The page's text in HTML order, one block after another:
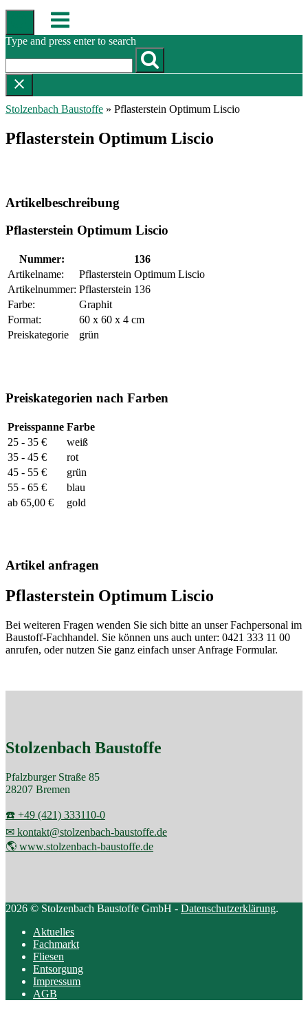
Skip
content
Menu
Type and press enter to search
Stolzenbach Baustoffe » Pflasterstein Optimum Liscio
Pflasterstein Optimum Liscio
Artikelbeschreibung
Pflasterstein Optimum Liscio
Nummer:
136
Artikelname:
Pflasterstein Optimum Liscio
Artikelnummer: Pflasterstein 136
Farbe:
Graphit
Format:
60 x 60 x 4 cm
Preiskategorie
grün
Preiskategorien nach Farben
Preisspanne Farbe
25 - 35 €
weiß
35 - 45 €
rot
45 - 55 €
grün
55 - 65 €
blau
ab 65,00 €
gold
Artikel anfragen
Pflasterstein Optimum Liscio
Bei weiteren Fragen wenden Sie sich bitte an unser Fachpersonal im
Baustoff-Fachhandel. Sie können uns auch unter: 0421 333 11 00
anrufen, oder nutzen Sie ganz einfach unser Anfrage Formular.
Stolzenbach Baustoffe
Pfalzburger Straße 85
28207 Bremen
☎️ +49 (421) 333110-0
✉ kontakt@stolzenbach-baustoffe.de
🌎 www.stolzenbach-baustoffe.de
2026 © Stolzenbach Baustoffe GmbH - Datenschutzerklärung.
Aktuelles
Fachmarkt
Fliesen
Entsorgung
Impressum
AGB